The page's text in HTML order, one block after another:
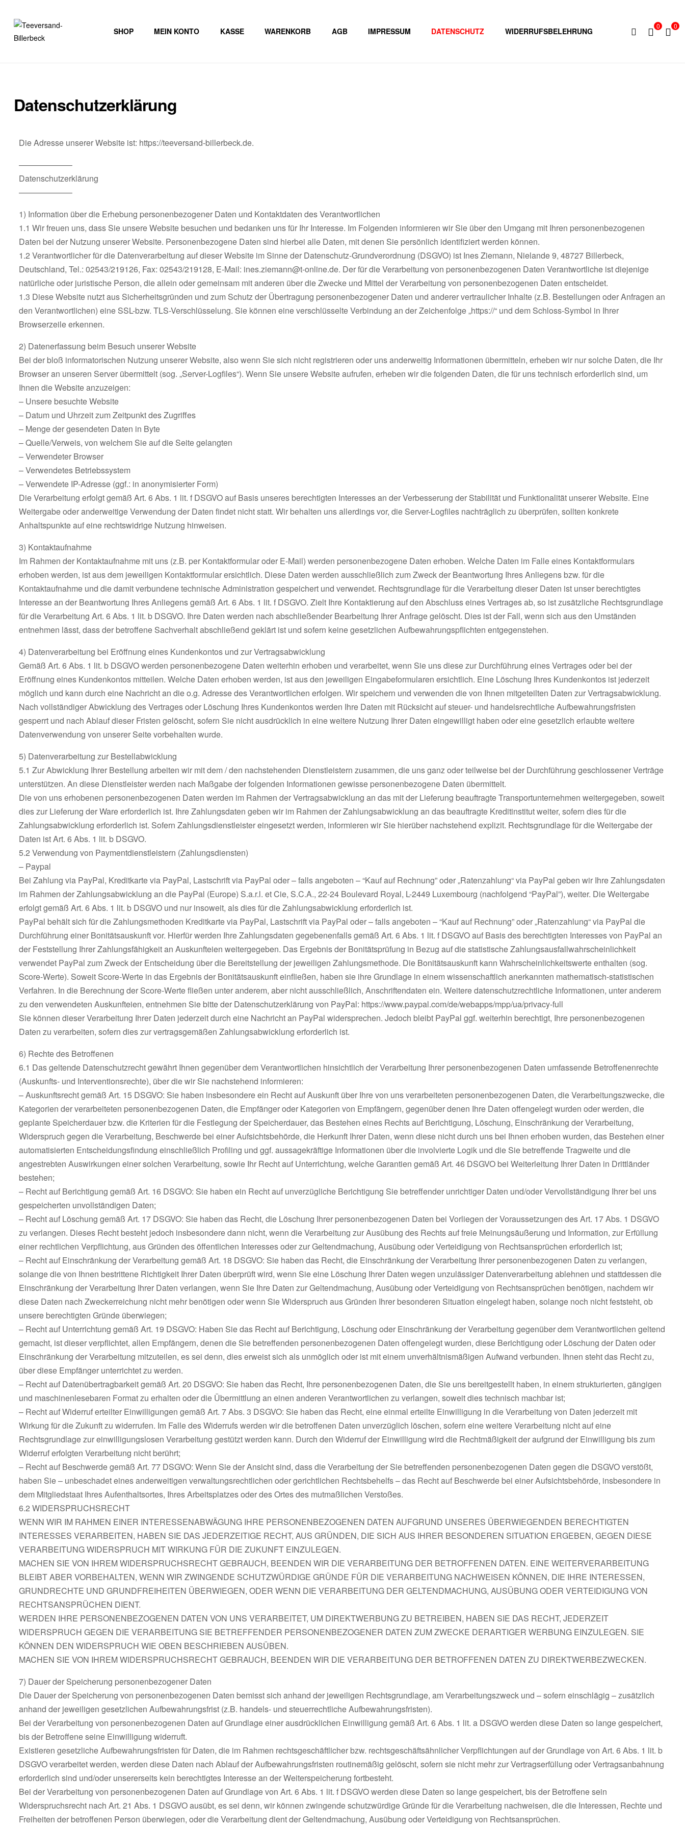
Die
wundervolle
Tee
SHOP MEIN KONTO KASSE WARENKORB AGB IMPRESSUM DATENSCHUTZ WIDERRUFSBELEHRUNG
0 0
Datenschutzerklärung
Die Adresse unserer Website ist: https://teeversand-billerbeck.de.
——————–
Datenschutzerklärung
——————–
1) Information über die Erhebung personenbezogener Daten und Kontaktdaten des Verantwortlichen
1.1 Wir freuen uns, dass Sie unsere Website besuchen und bedanken uns für Ihr Interesse. Im Folgenden informieren wir Sie über den Umgang mit Ihren personenbezogenen
Daten bei der Nutzung unserer Website. Personenbezogene Daten sind hierbei alle Daten, mit denen Sie persönlich identifiziert werden können.
1.2 Verantwortlicher für die Datenverarbeitung auf dieser Website im Sinne der Datenschutz-Grundverordnung (DSGVO) ist Ines Ziemann, Nielande 9, 48727 Billerbeck,
Deutschland, Tel.: 02543/219126, Fax: 02543/219128, E-Mail: ines.ziemann@t-online.de. Der für die Verarbeitung von personenbezogenen Daten Verantwortliche ist diejenige
natürliche oder juristische Person, die allein oder gemeinsam mit anderen über die Zwecke und Mittel der Verarbeitung von personenbezogenen Daten entscheidet.
1.3 Diese Website nutzt aus Sicherheitsgründen und zum Schutz der Übertragung personenbezogener Daten und anderer vertraulicher Inhalte (z.B. Bestellungen oder Anfragen an
den Verantwortlichen) eine SSL-bzw. TLS-Verschlüsselung. Sie können eine verschlüsselte Verbindung an der Zeichenfolge „https://“ und dem Schloss-Symbol in Ihrer
Browserzeile erkennen.
2) Datenerfassung beim Besuch unserer Website
Bei der bloß informatorischen Nutzung unserer Website, also wenn Sie sich nicht registrieren oder uns anderweitig Informationen übermitteln, erheben wir nur solche Daten, die Ihr
Browser an unseren Server übermittelt (sog. „Server-Logfiles“). Wenn Sie unsere Website aufrufen, erheben wir die folgenden Daten, die für uns technisch erforderlich sind, um
Ihnen die Website anzuzeigen:
– Unsere besuchte Website
– Datum und Uhrzeit zum Zeitpunkt des Zugriffes
– Menge der gesendeten Daten in Byte
– Quelle/Verweis, von welchem Sie auf die Seite gelangten
– Verwendeter Browser
– Verwendetes Betriebssystem
– Verwendete IP-Adresse (ggf.: in anonymisierter Form)
Die Verarbeitung erfolgt gemäß Art. 6 Abs. 1 lit. f DSGVO auf Basis unseres berechtigten Interesses an der Verbesserung der Stabilität und Funktionalität unserer Website. Eine
Weitergabe oder anderweitige Verwendung der Daten findet nicht statt. Wir behalten uns allerdings vor, die Server-Logfiles nachträglich zu überprüfen, sollten konkrete
Anhaltspunkte auf eine rechtswidrige Nutzung hinweisen.
3) Kontaktaufnahme
Im Rahmen der Kontaktaufnahme mit uns (z.B. per Kontaktformular oder E-Mail) werden personenbezogene Daten erhoben. Welche Daten im Falle eines Kontaktformulars
erhoben werden, ist aus dem jeweiligen Kontaktformular ersichtlich. Diese Daten werden ausschließlich zum Zweck der Beantwortung Ihres Anliegens bzw. für die
Kontaktaufnahme und die damit verbundene technische Administration gespeichert und verwendet. Rechtsgrundlage für die Verarbeitung dieser Daten ist unser berechtigtes
Interesse an der Beantwortung Ihres Anliegens gemäß Art. 6 Abs. 1 lit. f DSGVO. Zielt Ihre Kontaktierung auf den Abschluss eines Vertrages ab, so ist zusätzliche Rechtsgrundlage
für die Verarbeitung Art. 6 Abs. 1 lit. b DSGVO. Ihre Daten werden nach abschließender Bearbeitung Ihrer Anfrage gelöscht. Dies ist der Fall, wenn sich aus den Umständen
entnehmen lässt, dass der betroffene Sachverhalt abschließend geklärt ist und sofern keine gesetzlichen Aufbewahrungspflichten entgegenstehen.
4) Datenverarbeitung bei Eröffnung eines Kundenkontos und zur Vertragsabwicklung
Gemäß Art. 6 Abs. 1 lit. b DSGVO werden personenbezogene Daten weiterhin erhoben und verarbeitet, wenn Sie uns diese zur Durchführung eines Vertrages oder bei der
Eröffnung eines Kundenkontos mitteilen. Welche Daten erhoben werden, ist aus den jeweiligen Eingabeformularen ersichtlich. Eine Löschung Ihres Kundenkontos ist jederzeit
möglich und kann durch eine Nachricht an die o.g. Adresse des Verantwortlichen erfolgen. Wir speichern und verwenden die von Ihnen mitgeteilten Daten zur Vertragsabwicklung.
Nach vollständiger Abwicklung des Vertrages oder Löschung Ihres Kundenkontos werden Ihre Daten mit Rücksicht auf steuer- und handelsrechtliche Aufbewahrungsfristen
gesperrt und nach Ablauf dieser Fristen gelöscht, sofern Sie nicht ausdrücklich in eine weitere Nutzung Ihrer Daten eingewilligt haben oder eine gesetzlich erlaubte weitere
Datenverwendung von unserer Seite vorbehalten wurde.
5) Datenverarbeitung zur Bestellabwicklung
5.1 Zur Abwicklung Ihrer Bestellung arbeiten wir mit dem / den nachstehenden Dienstleistern zusammen, die uns ganz oder teilweise bei der Durchführung geschlossener Verträge
unterstützen. An diese Dienstleister werden nach Maßgabe der folgenden Informationen gewisse personenbezogene Daten übermittelt.
Die von uns erhobenen personenbezogenen Daten werden im Rahmen der Vertragsabwicklung an das mit der Lieferung beauftragte Transportunternehmen weitergegeben, soweit
dies zur Lieferung der Ware erforderlich ist. Ihre Zahlungsdaten geben wir im Rahmen der Zahlungsabwicklung an das beauftragte Kreditinstitut weiter, sofern dies für die
Zahlungsabwicklung erforderlich ist. Sofern Zahlungsdienstleister eingesetzt werden, informieren wir Sie hierüber nachstehend explizit. Rechtsgrundlage für die Weitergabe der
Daten ist Art. 6 Abs. 1 lit. b DSGVO.
5.2 Verwendung von Paymentdienstleistern (Zahlungsdiensten)
– Paypal
Bei Zahlung via PayPal, Kreditkarte via PayPal, Lastschrift via PayPal oder – falls angeboten – “Kauf auf Rechnung” oder „Ratenzahlung“ via PayPal geben wir Ihre Zahlungsdaten
im Rahmen der Zahlungsabwicklung an die PayPal (Europe) S.a.r.l. et Cie, S.C.A., 22-24 Boulevard Royal, L-2449 Luxembourg (nachfolgend “PayPal”), weiter. Die Weitergabe
erfolgt gemäß Art. 6 Abs. 1 lit. b DSGVO und nur insoweit, als dies für die Zahlungsabwicklung erforderlich ist.
PayPal behält sich für die Zahlungsmethoden Kreditkarte via PayPal, Lastschrift via PayPal oder – falls angeboten – “Kauf auf Rechnung” oder „Ratenzahlung“ via PayPal die
Durchführung einer Bonitätsauskunft vor. Hierfür werden Ihre Zahlungsdaten gegebenenfalls gemäß Art. 6 Abs. 1 lit. f DSGVO auf Basis des berechtigten Interesses von PayPal an
der Feststellung Ihrer Zahlungsfähigkeit an Auskunfteien weitergegeben. Das Ergebnis der Bonitätsprüfung in Bezug auf die statistische Zahlungsausfallwahrscheinlichkeit
verwendet PayPal zum Zweck der Entscheidung über die Bereitstellung der jeweiligen Zahlungsmethode. Die Bonitätsauskunft kann Wahrscheinlichkeitswerte enthalten (sog.
Score-Werte). Soweit Score-Werte in das Ergebnis der Bonitätsauskunft einfließen, haben sie ihre Grundlage in einem wissenschaftlich anerkannten mathematisch-statistischen
Verfahren. In die Berechnung der Score-Werte fließen unter anderem, aber nicht ausschließlich, Anschriftendaten ein. Weitere datenschutzrechtliche Informationen, unter anderem
zu den verwendeten Auskunfteien, entnehmen Sie bitte der Datenschutzerklärung von PayPal: https://www.paypal.com/de/webapps/mpp/ua/privacy-full
Sie können dieser Verarbeitung Ihrer Daten jederzeit durch eine Nachricht an PayPal widersprechen. Jedoch bleibt PayPal ggf. weiterhin berechtigt, Ihre personenbezogenen
Daten zu verarbeiten, sofern dies zur vertragsgemäßen Zahlungsabwicklung erforderlich ist.
6) Rechte des Betroffenen
6.1 Das geltende Datenschutzrecht gewährt Ihnen gegenüber dem Verantwortlichen hinsichtlich der Verarbeitung Ihrer personenbezogenen Daten umfassende Betroffenenrechte
(Auskunfts- und Interventionsrechte), über die wir Sie nachstehend informieren:
– Auskunftsrecht gemäß Art. 15 DSGVO: Sie haben insbesondere ein Recht auf Auskunft über Ihre von uns verarbeiteten personenbezogenen Daten, die Verarbeitungszwecke, die
Kategorien der verarbeiteten personenbezogenen Daten, die Empfänger oder Kategorien von Empfängern, gegenüber denen Ihre Daten offengelegt wurden oder werden, die
geplante Speicherdauer bzw. die Kriterien für die Festlegung der Speicherdauer, das Bestehen eines Rechts auf Berichtigung, Löschung, Einschränkung der Verarbeitung,
Widerspruch gegen die Verarbeitung, Beschwerde bei einer Aufsichtsbehörde, die Herkunft Ihrer Daten, wenn diese nicht durch uns bei Ihnen erhoben wurden, das Bestehen einer
automatisierten Entscheidungsfindung einschließlich Profiling und ggf. aussagekräftige Informationen über die involvierte Logik und die Sie betreffende Tragweite und die
angestrebten Auswirkungen einer solchen Verarbeitung, sowie Ihr Recht auf Unterrichtung, welche Garantien gemäß Art. 46 DSGVO bei Weiterleitung Ihrer Daten in Drittländer
bestehen;
– Recht auf Berichtigung gemäß Art. 16 DSGVO: Sie haben ein Recht auf unverzügliche Berichtigung Sie betreffender unrichtiger Daten und/oder Vervollständigung Ihrer bei uns
gespeicherten unvollständigen Daten;
– Recht auf Löschung gemäß Art. 17 DSGVO: Sie haben das Recht, die Löschung Ihrer personenbezogenen Daten bei Vorliegen der Voraussetzungen des Art. 17 Abs. 1 DSGVO
zu verlangen. Dieses Recht besteht jedoch insbesondere dann nicht, wenn die Verarbeitung zur Ausübung des Rechts auf freie Meinungsäußerung und Information, zur Erfüllung
einer rechtlichen Verpflichtung, aus Gründen des öffentlichen Interesses oder zur Geltendmachung, Ausübung oder Verteidigung von Rechtsansprüchen erforderlich ist;
– Recht auf Einschränkung der Verarbeitung gemäß Art. 18 DSGVO: Sie haben das Recht, die Einschränkung der Verarbeitung Ihrer personenbezogenen Daten zu verlangen,
solange die von Ihnen bestrittene Richtigkeit Ihrer Daten überprüft wird, wenn Sie eine Löschung Ihrer Daten wegen unzulässiger Datenverarbeitung ablehnen und stattdessen die
Einschränkung der Verarbeitung Ihrer Daten verlangen, wenn Sie Ihre Daten zur Geltendmachung, Ausübung oder Verteidigung von Rechtsansprüchen benötigen, nachdem wir
diese Daten nach Zweckerreichung nicht mehr benötigen oder wenn Sie Widerspruch aus Gründen Ihrer besonderen Situation eingelegt haben, solange noch nicht feststeht, ob
unsere berechtigten Gründe überwiegen;
– Recht auf Unterrichtung gemäß Art. 19 DSGVO: Haben Sie das Recht auf Berichtigung, Löschung oder Einschränkung der Verarbeitung gegenüber dem Verantwortlichen geltend
gemacht, ist dieser verpflichtet, allen Empfängern, denen die Sie betreffenden personenbezogenen Daten offengelegt wurden, diese Berichtigung oder Löschung der Daten oder
Einschränkung der Verarbeitung mitzuteilen, es sei denn, dies erweist sich als unmöglich oder ist mit einem unverhältnismäßigen Aufwand verbunden. Ihnen steht das Recht zu,
über diese Empfänger unterrichtet zu werden.
– Recht auf Datenübertragbarkeit gemäß Art. 20 DSGVO: Sie haben das Recht, Ihre personenbezogenen Daten, die Sie uns bereitgestellt haben, in einem strukturierten, gängigen
und maschinenlesebaren Format zu erhalten oder die Übermittlung an einen anderen Verantwortlichen zu verlangen, soweit dies technisch machbar ist;
– Recht auf Widerruf erteilter Einwilligungen gemäß Art. 7 Abs. 3 DSGVO: Sie haben das Recht, eine einmal erteilte Einwilligung in die Verarbeitung von Daten jederzeit mit
Wirkung für die Zukunft zu widerrufen. Im Falle des Widerrufs werden wir die betroffenen Daten unverzüglich löschen, sofern eine weitere Verarbeitung nicht auf eine
Rechtsgrundlage zur einwilligungslosen Verarbeitung gestützt werden kann. Durch den Widerruf der Einwilligung wird die Rechtmäßigkeit der aufgrund der Einwilligung bis zum
Widerruf erfolgten Verarbeitung nicht berührt;
– Recht auf Beschwerde gemäß Art. 77 DSGVO: Wenn Sie der Ansicht sind, dass die Verarbeitung der Sie betreffenden personenbezogenen Daten gegen die DSGVO verstößt,
haben Sie – unbeschadet eines anderweitigen verwaltungsrechtlichen oder gerichtlichen Rechtsbehelfs – das Recht auf Beschwerde bei einer Aufsichtsbehörde, insbesondere in
dem Mitgliedstaat Ihres Aufenthaltsortes, Ihres Arbeitsplatzes oder des Ortes des mutmaßlichen Verstoßes.
6.2 WIDERSPRUCHSRECHT
WENN WIR IM RAHMEN EINER INTERESSENABWÄGUNG IHRE PERSONENBEZOGENEN DATEN AUFGRUND UNSERES ÜBERWIEGENDEN BERECHTIGTEN
INTERESSES VERARBEITEN, HABEN SIE DAS JEDERZEITIGE RECHT, AUS GRÜNDEN, DIE SICH AUS IHRER BESONDEREN SITUATION ERGEBEN, GEGEN DIESE
VERARBEITUNG WIDERSPRUCH MIT WIRKUNG FÜR DIE ZUKUNFT EINZULEGEN.
MACHEN SIE VON IHREM WIDERSPRUCHSRECHT GEBRAUCH, BEENDEN WIR DIE VERARBEITUNG DER BETROFFENEN DATEN. EINE WEITERVERARBEITUNG
BLEIBT ABER VORBEHALTEN, WENN WIR ZWINGENDE SCHUTZWÜRDIGE GRÜNDE FÜR DIE VERARBEITUNG NACHWEISEN KÖNNEN, DIE IHRE INTERESSEN,
GRUNDRECHTE UND GRUNDFREIHEITEN ÜBERWIEGEN, ODER WENN DIE VERARBEITUNG DER GELTENDMACHUNG, AUSÜBUNG ODER VERTEIDIGUNG VON
RECHTSANSPRÜCHEN DIENT.
WERDEN IHRE PERSONENBEZOGENEN DATEN VON UNS VERARBEITET, UM DIREKTWERBUNG ZU BETREIBEN, HABEN SIE DAS RECHT, JEDERZEIT
WIDERSPRUCH GEGEN DIE VERARBEITUNG SIE BETREFFENDER PERSONENBEZOGENER DATEN ZUM ZWECKE DERARTIGER WERBUNG EINZULEGEN. SIE
KÖNNEN DEN WIDERSPRUCH WIE OBEN BESCHRIEBEN AUSÜBEN.
MACHEN SIE VON IHREM WIDERSPRUCHSRECHT GEBRAUCH, BEENDEN WIR DIE VERARBEITUNG DER BETROFFENEN DATEN ZU DIREKTWERBEZWECKEN.
7) Dauer der Speicherung personenbezogener Daten
Die Dauer der Speicherung von personenbezogenen Daten bemisst sich anhand der jeweiligen Rechtsgrundlage, am Verarbeitungszweck und – sofern einschlägig – zusätzlich
anhand der jeweiligen gesetzlichen Aufbewahrungsfrist (z.B. handels- und steuerrechtliche Aufbewahrungsfristen).
Bei der Verarbeitung von personenbezogenen Daten auf Grundlage einer ausdrücklichen Einwilligung gemäß Art. 6 Abs. 1 lit. a DSGVO werden diese Daten so lange gespeichert,
bis der Betroffene seine Einwilligung widerruft.
Existieren gesetzliche Aufbewahrungsfristen für Daten, die im Rahmen rechtsgeschäftlicher bzw. rechtsgeschäftsähnlicher Verpflichtungen auf der Grundlage von Art. 6 Abs. 1 lit. b
DSGVO verarbeitet werden, werden diese Daten nach Ablauf der Aufbewahrungsfristen routinemäßig gelöscht, sofern sie nicht mehr zur Vertragserfüllung oder Vertragsanbahnung
erforderlich sind und/oder unsererseits kein berechtigtes Interesse an der Weiterspeicherung fortbesteht.
Bei der Verarbeitung von personenbezogenen Daten auf Grundlage von Art. 6 Abs. 1 lit. f DSGVO werden diese Daten so lange gespeichert, bis der Betroffene sein
Widerspruchsrecht nach Art. 21 Abs. 1 DSGVO ausübt, es sei denn, wir können zwingende schutzwürdige Gründe für die Verarbeitung nachweisen, die die Interessen, Rechte und
Freiheiten der betroffenen Person überwiegen, oder die Verarbeitung dient der Geltendmachung, Ausübung oder Verteidigung von Rechtsansprüchen.